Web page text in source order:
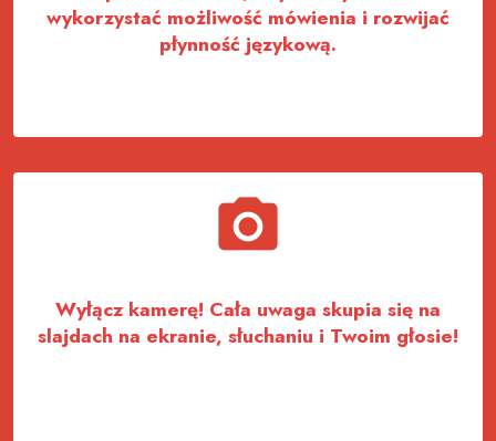
wykorzystać możliwość mówienia i rozwijać
płynność językową.
Wyłącz kamerę! Cała uwaga skupia się na
slajdach na ekranie, słuchaniu i Twoim głosie!